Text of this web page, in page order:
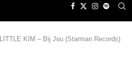
LITTLE KIM – Bij Jou (Starman Records)